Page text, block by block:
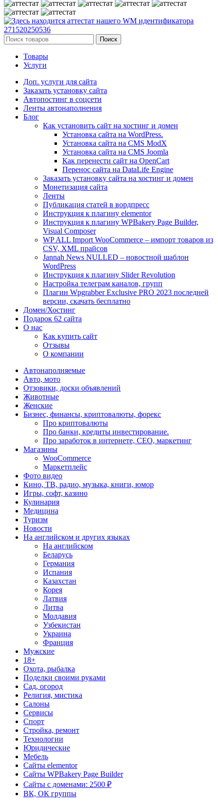
Поиск
Товары
Услуги
Доп. услуги для сайта
Заказать установку сайта
Автопостинг в соцсети
Ленты автонаполнения
Блог
Как установить сайт на хостинг и домен
Установка сайта на WordPress.
Установка сайта на CMS ModX
Установка сайта на CMS Joomla
Как перенести сайт на OpenCart
Перенос сайта на DataLife Engine
Заказать установку сайта на хостинг и домен
Монетизация сайта
Ленты
Публикация статей в вордпресс
Инструкция к плагину elementor
Инструкция к плагину WPBakery Page Builder,
Visual Composer
WP ALL Import WooCommerce – импорт товаров из
CSV, XML прайсов
Jannah News NULLED – новостной шаблон
WordPress
Инструкция к плагину Slider Revolution
Настройка телеграм каналов, групп
Плагин Wpgrabber Exclusive PRO 2023 последней
версии, скачать бесплатно
Домен/Хостинг
Подарок 62 сайта
О нас
Как купить сайт
Отзывы
О компании
Автонаполняемые
Авто, мото
Отзовики, доски объявлений
Животные
Женские
Бизнес, финансы, криптовалюты, форекс
Про криптовалюты
Про банки, кредиты инвестирование.
Про заработок в интернете, СЕО, маркетинг
Магазины
WooCommerce
Маркетплейс
Фото видео
Кино, ТВ, радио, музыка, книги, юмор
Игры, софт, казино
Кулинария
Медицина
Туризм
Новости
На английском и других языках
На английском
Беларусь
Германия
Испания
Казахстан
Корея
Латвия
Литва
Молдавия
Узбекистан
Украина
Франция
Мужские
18+
Охота, рыбалка
Поделки своими руками
Сад, огород
Религия, мистика
Салоны
Сервисы
Спорт
Стройка, ремонт
Технологии
Юридические
Мебель
Сайты elementor
Сайты WPBakery Page Builder
Сайты с доменами: 2500 ₽
ВК, ОК группы